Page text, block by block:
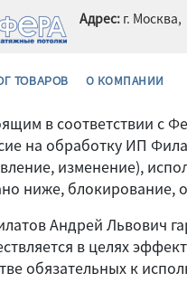
Адрес: г. Москва,
ТОВАРОВ О КОМПАНИИ
в соответствии с
на обработку ИП
изменение),
ниже, блокирование,
Андрей Львович
в целях
обязательных к